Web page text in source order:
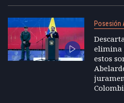
Posesión
elimina
estos